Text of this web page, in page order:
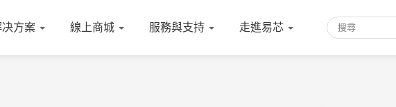
决方案 線上商城 服務與支持 走進易芯